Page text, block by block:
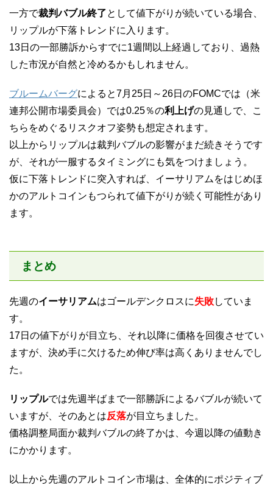
一方で裁判バブル終了として値下がりが続いている場合、
リップルが下落トレンドに入ります。
13日の一部勝訴からすでに1週間以上経過しており、過熱
した市況が自然と冷めるかもしれません。
ブルームバーグによると7月25日～26日のFOMCでは（米
連邦公開市場委員会）では0.25％の利上げの見通しで、こ
ちらをめぐるリスクオフ姿勢も想定されます。
以上からリップルは裁判バブルの影響がまだ続きそうです
が、それが一服するタイミングにも気をつけましょう。
仮に下落トレンドに突入すれば、イーサリアムをはじめほ
かのアルトコインもつられて値下がりが続く可能性があり
ます。
まとめ
先週のイーサリアムはゴールデンクロスに失敗していま
す。
17日の値下がりが目立ち、それ以降に価格を回復させてい
ますが、決め手に欠けるため伸び率は高くありませんでし
た。
リップルでは先週半ばまで一部勝訴によるバブルが続いて
いますが、そのあとは反落が目立ちました。
価格調整局面か裁判バブルの終了かは、今週以降の値動き
にかかります。
以上から先週のアルトコイン市場は、全体的にポジティブ